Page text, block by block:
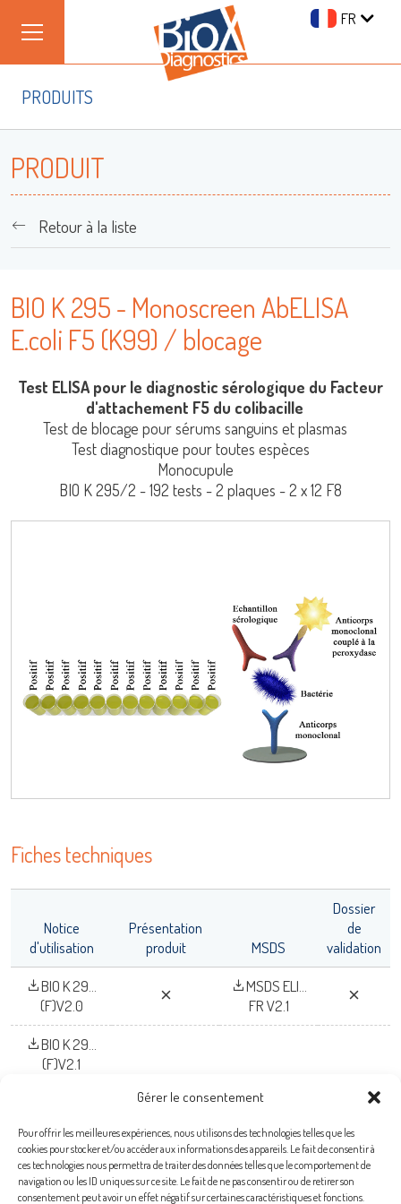
Gérer le consentement
Pour offrir les meilleures expériences, nous utilisons des technologies telles que les
cookies pour stocker et/ou accéder aux informations des appareils. Le fait de consentir à
ces technologies nous permettra de traiter des données telles que le comportement de
navigation ou les ID uniques sur ce site. Le fait de ne pas consentir ou de retirer son
consentement peut avoir un effet négatif sur certaines caractéristiques et fonctions.
FR
/ ADIAMAG™
PRODUITS
PRODUIT
Retour à la liste
BIO K 295 - Monoscreen AbELISA
E.coli F5 (K99) / blocage
Test ELISA pour le diagnostic sérologique du Facteur
d'attachement F5 du colibacille
Test de blocage pour sérums sanguins et plasmas
Test diagnostique pour toutes espèces
Monocupule
BIO K 295/2 - 192 tests - 2 plaques - 2 x 12 F8
Fiches techniques
Notice
d'utilisation
Présentation
produit
MSDS
Dossier
de
validation
BIO K 29...
(F)V2.0
MSDS ELI...
FR V2.1
BIO K 29...
(F)V2.1
Bio-X Diagnostics S.A.
Rue de la Calestienne, 38 (PAE)
Mot de passeadiagene@adiagene.fr